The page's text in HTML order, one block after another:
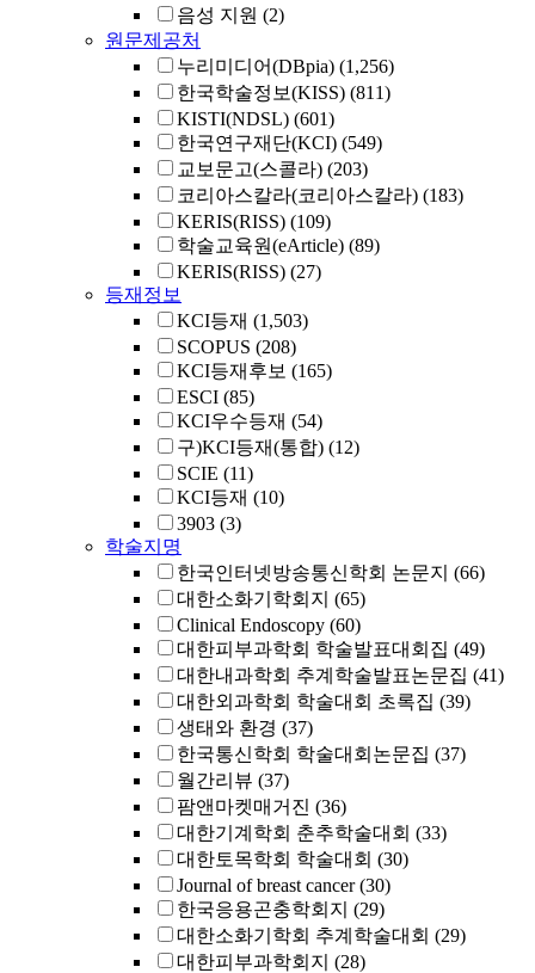
음성 지원 (2)
원문제공처
누리미디어(DBpia) (1,256)
한국학술정보(KISS) (811)
KISTI(NDSL) (601)
한국연구재단(KCI) (549)
교보문고(스콜라) (203)
코리아스칼라(코리아스칼라) (183)
KERIS(RISS) (109)
학술교육원(eArticle) (89)
KERIS(RISS) (27)
등재정보
KCI등재 (1,503)
SCOPUS (208)
KCI등재후보 (165)
ESCI (85)
KCI우수등재 (54)
구)KCI등재(통합) (12)
SCIE (11)
KCI등재 (10)
3903 (3)
학술지명
한국인터넷방송통신학회 논문지 (66)
대한소화기학회지 (65)
Clinical Endoscopy (60)
대한피부과학회 학술발표대회집 (49)
대한내과학회 추계학술발표논문집 (41)
대한외과학회 학술대회 초록집 (39)
생태와 환경 (37)
한국통신학회 학술대회논문집 (37)
월간리뷰 (37)
팜앤마켓매거진 (36)
대한기계학회 춘추학술대회 (33)
대한토목학회 학술대회 (30)
Journal of breast cancer (30)
한국응용곤충학회지 (29)
대한소화기학회 추계학술대회 (29)
대한피부과학회지 (28)